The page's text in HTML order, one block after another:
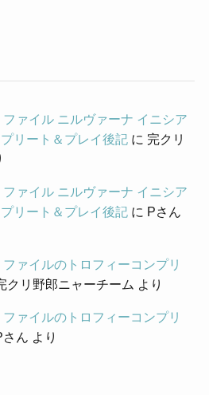
ファイル ニルヴァーナ イニシア
リート＆プレイ後記に 完クリ
ファイル ニルヴァーナ イニシア
リート＆プレイ後記に Pさん
ファイルのトロフィーコンプリ
クリ野郎ニャーチーム より
ファイルのトロフィーコンプリ
さん より